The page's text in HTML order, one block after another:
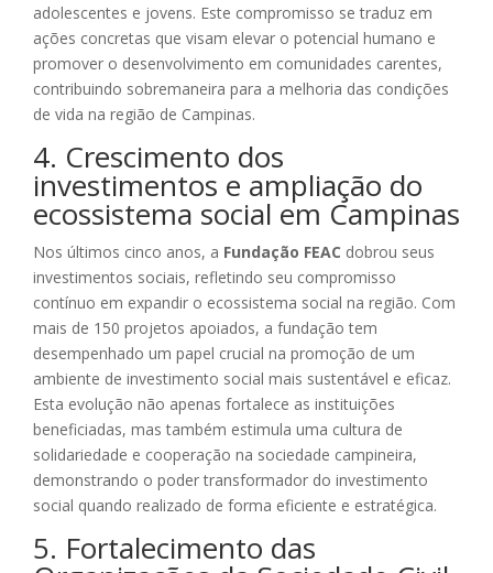
adolescentes e jovens. Este compromisso se traduz em
ações concretas que visam elevar o potencial humano e
promover o desenvolvimento em comunidades carentes,
contribuindo sobremaneira para a melhoria das condições
de vida na região de Campinas.
4. Crescimento dos
investimentos e ampliação do
ecossistema social em Campinas
Nos últimos cinco anos, a Fundação FEAC dobrou seus
investimentos sociais, refletindo seu compromisso
contínuo em expandir o ecossistema social na região. Com
mais de 150 projetos apoiados, a fundação tem
desempenhado um papel crucial na promoção de um
ambiente de investimento social mais sustentável e eficaz.
Esta evolução não apenas fortalece as instituições
beneficiadas, mas também estimula uma cultura de
solidariedade e cooperação na sociedade campineira,
demonstrando o poder transformador do investimento
social quando realizado de forma eficiente e estratégica.
5. Fortalecimento das